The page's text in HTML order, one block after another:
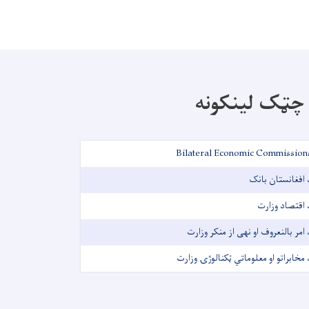
چټک لینکونه
Bilateral Economic
افغانستان بانک
اقتصاد وزارت
امر بالنعروف او نهی از منکر وزارت
مخابراتو او معلوماتي ټکنالوژۍ وزارت